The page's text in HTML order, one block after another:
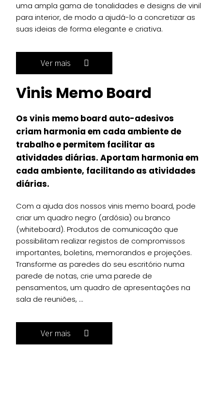
uma ampla gama de tonalidades e designs de vinil
para interior, de modo a ajudá-lo a concretizar as
suas ideias de forma elegante e criativa.
Ver mais
Vinis Memo Board
Os vinis memo board auto-adesivos
criam harmonia em cada ambiente de
trabalho e permitem facilitar as
atividades diárias. Aportam harmonia em
cada ambiente, facilitando as atividades
diárias.
Com a ajuda dos nossos vinis memo board, pode
criar um quadro negro (ardósia) ou branco
(whiteboard). Produtos de comunicação que
possibilitam realizar registos de compromissos
importantes, boletins, memorandos e projeções.
Transforme as paredes do seu escritório numa
parede de notas, crie uma parede de
pensamentos, um quadro de apresentações na
sala de reuniões, ...
Ver mais